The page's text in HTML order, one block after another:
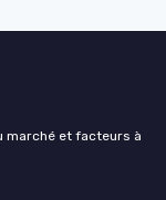
marché et facteurs à